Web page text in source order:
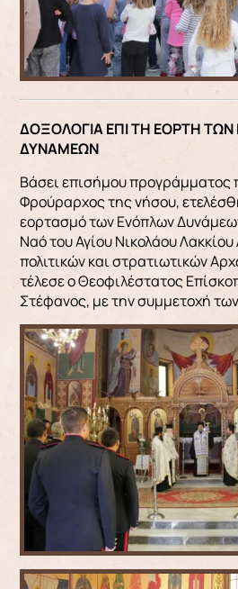
ΔΟΞΟΛΟΓΙΑ ΕΠΙ ΤΗ ΕΟΡΤΗ
ΔΥΝΑΜΕΩΝ
Βάσει επισήμου προγράμματος
Φρούραρχος της νήσου,
εορτασμό των Ενόπλων
Ναό του Αγίου Νικολάου
πολιτικών και στρατιωτικών
τέλεσε ο Θεοφιλέστατος
Στέφανος, με την συμμετοχή